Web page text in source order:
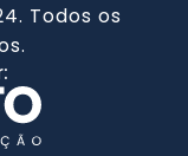
Todos os